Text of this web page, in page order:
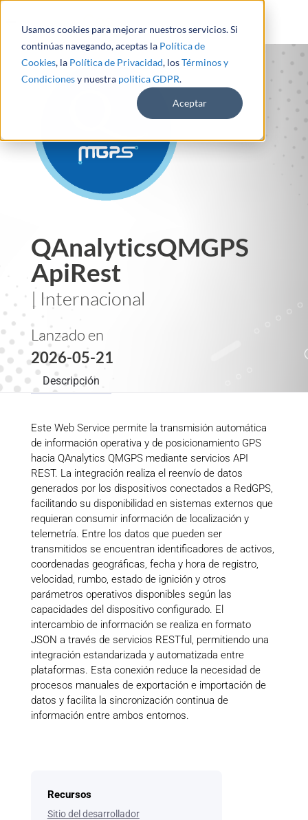
Usamos cookies para mejorar nuestros servicios. Si
continúas navegando, aceptas la Política de
Cookies, la Política de Privacidad, losTérminos y
Condicionesy nuestra politica GDPR.
Aceptar
QAnalyticsQMGPS
ApiRest
| Internacional
Lanzado en
2026-05-21
Descripción
Este Web Service permite la transmisión automática
de información operativa y de posicionamiento GPS
hacia QAnalytics QMGPS mediante servicios API
REST. La integración realiza el reenvío de datos
generados por los dispositivos conectados a RedGPS,
facilitando su disponibilidad en sistemas externos que
requieran consumir información de localización y
telemetría. Entre los datos que pueden ser
transmitidos se encuentran identificadores de activos,
coordenadas geográficas, fecha y hora de registro,
velocidad, rumbo, estado de ignición y otros
parámetros operativos disponibles según las
capacidades del dispositivo configurado. El
intercambio de información se realiza en formato
JSON a través de servicios RESTful, permitiendo una
integración estandarizada y automatizada entre
plataformas. Esta conexión reduce la necesidad de
procesos manuales de exportación e importación de
datos y facilita la sincronización continua de
información entre ambos entornos.
Recursos
Sitio del desarrollador